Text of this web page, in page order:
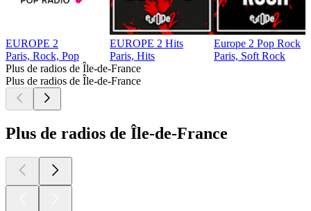
EUROPE 2
Paris, Rock, Pop
EUROPE 2 Hits
Paris, Hits
Europe 2 Pop Rock
Paris, Soft Rock
Plus de radios de Île-de-France
Plus de radios de Île-de-France
Plus de radios de Île-de-France